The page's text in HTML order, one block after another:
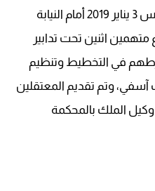
انتظار تقديمهم صباح غد الخميس 3 يناير 2019 أمام النيابة
متهمين اثنين تحت تدابير
في التخطيط وتنظيم
وتم تقديم المعتقلين
وكيل الملك بالمحكمة